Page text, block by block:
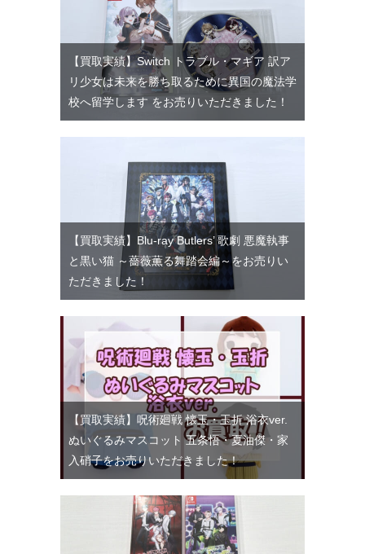
【買取実績】Switch トラブル・マギア 訳ア
リ少女は未来を勝ち取るために異国の魔法学
校へ留学します をお売りいただきました！
【買取実績】Blu-ray Butlers’ 歌劇 悪魔執事
と黒い猫 ～薔薇薫る舞踏会編～をお売りい
ただきました！
【買取実績】呪術廻戦 懐玉・玉折 浴衣ver.
ぬいぐるみマスコット 五条悟・夏油傑・家
入硝子をお売りいただきました！